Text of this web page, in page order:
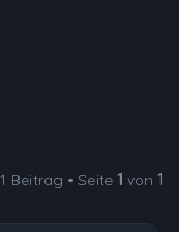
1 Beitrag • Seite 1 von 1